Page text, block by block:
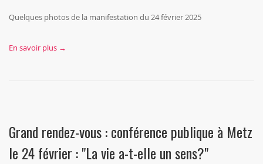
Quelques photos de la manifestation du 24 février 2025
En savoir plus →
Grand rendez-vous : conférence publique à Metz
le 24 février : "La vie a-t-elle un sens?"